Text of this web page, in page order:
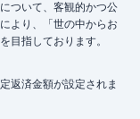
ついて、客観的かつ公
より、「世の中からお
目指しております。
返済金額が設定されま